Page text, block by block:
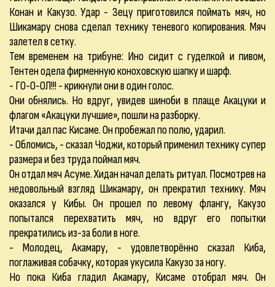
Конан и Какузо. Удар - Зецу приготовился поймать мяч, но
Шикамару снова сделал технику теневого копирования. Мяч
залетел в сетку.
Тем временем на трибуне: Ино сидит с гуделкой и пивом,
Тентен одела фирменную коноховскую шапку и шарф.
- ГО-О-ОЛ!!! - крикнули они в один голос.
Они обнялись. Но вдруг, увидев шиноби в плаще Акацуки и
флагом «Акацуки лучшие», пошли на разборку.
Итачи дал пас Кисаме. Он пробежал по полю, ударил.
- Обломись, - сказал Чоджи, который применил технику супер
размера и без труда поймал мяч.
Он отдал мяч Асуме. Хидан начал делать ритуал. Посмотрев на
недовольный взгляд Шикамару, он прекратил технику. Мяч
оказался у Кибы. Он прошел по левому флангу, Какузо
попытался перехватить мяч, но вдруг его попытки
прекратились из-за боли в ноге.
- Молодец, Акамару, - удовлетворённо сказал Киба,
поглаживая собачку, которая укусила Какузо за ногу.
Но пока Киба гладил Акамару, Кисаме отобрал мяч. Он